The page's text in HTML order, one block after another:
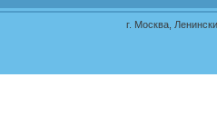
г. Москва,